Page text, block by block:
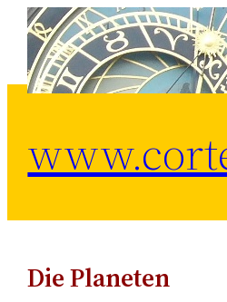
Zum
Inhalt
springen
Die Planeten